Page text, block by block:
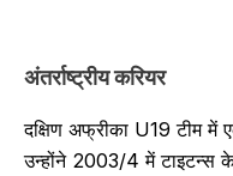
अंतर्राष्ट्रीय करियर
दक्षिण अफ्रीका U19 टीम में
उन्होंने 2003/4 में टाइटन्स के